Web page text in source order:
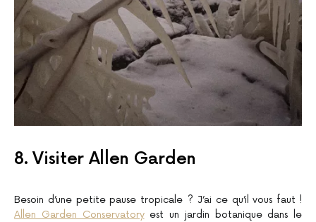
8. Visiter Allen Garden
Besoin d’une petite pause tropicale ? J’ai ce qu’il vous faut !
Allen Garden Conservatoryest un jardin botanique dans le